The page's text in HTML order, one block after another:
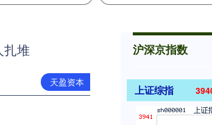
扎堆
天盈资本
沪深京指数
上证综指